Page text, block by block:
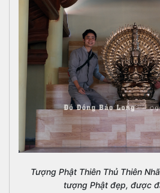
Tượng Phật Thiên Thủ Thiên
tượng Phật đẹp, được